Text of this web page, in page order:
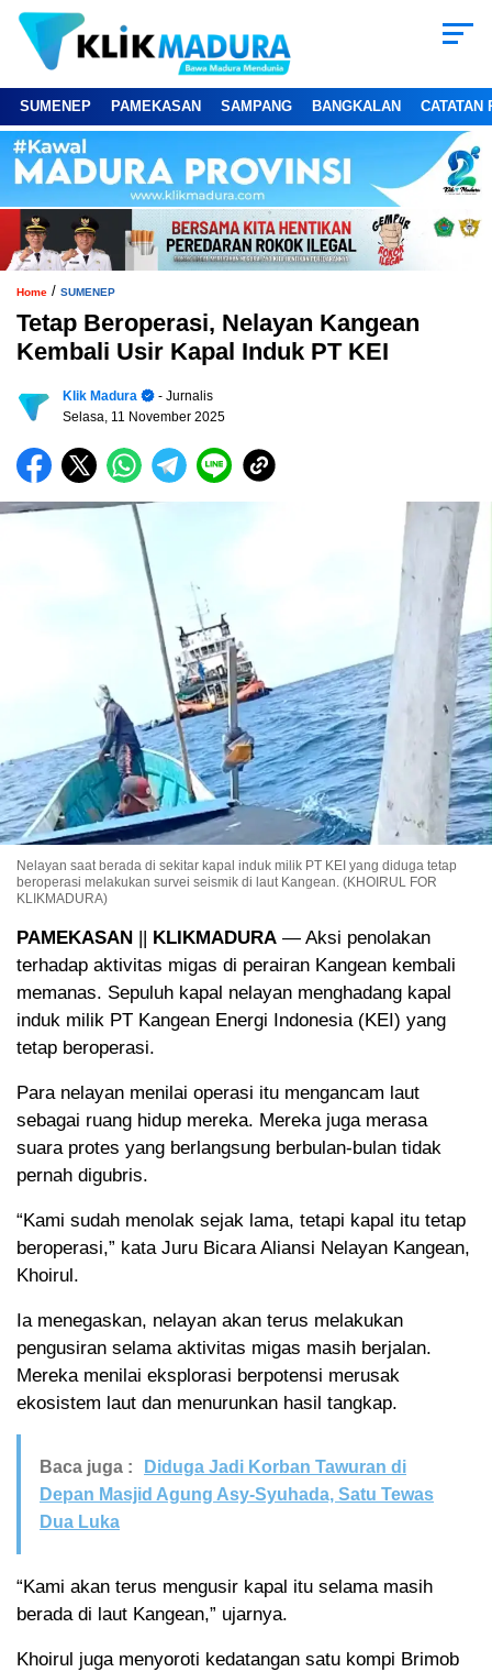
SUMENEP PAMEKASAN SAMPANG BANGKALAN CATATAN
Home / SUMENEP
Tetap Beroperasi, Nelayan Kangean
Kembali Usir Kapal Induk PT KEI
Klik Madura
- Jurnalis
Selasa, 11 November 2025
Nelayan saat berada di sekitar kapal induk milik PT KEI yang diduga tetap
beroperasi melakukan survei seismik di laut Kangean. (KHOIRUL FOR
KLIKMADURA)
PAMEKASAN || KLIKMADURA — Aksi penolakan
terhadap aktivitas migas di perairan Kangean kembali
memanas. Sepuluh kapal nelayan menghadang kapal
induk milik PT Kangean Energi Indonesia (KEI) yang
tetap beroperasi.
Para nelayan menilai operasi itu mengancam laut
sebagai ruang hidup mereka. Mereka juga merasa
suara protes yang berlangsung berbulan-bulan tidak
pernah digubris.
“Kami sudah menolak sejak lama, tetapi kapal itu tetap
beroperasi,” kata Juru Bicara Aliansi Nelayan Kangean,
Khoirul.
Ia menegaskan, nelayan akan terus melakukan
pengusiran selama aktivitas migas masih berjalan.
Mereka menilai eksplorasi berpotensi merusak
ekosistem laut dan menurunkan hasil tangkap.
Baca juga :
Diduga Jadi Korban Tawuran di
Depan Masjid Agung Asy-Syuhada, Satu Tewas
Dua Luka
“Kami akan terus mengusir kapal itu selama masih
berada di laut Kangean,” ujarnya.
Khoirul juga menyoroti kedatangan satu kompi Brimob